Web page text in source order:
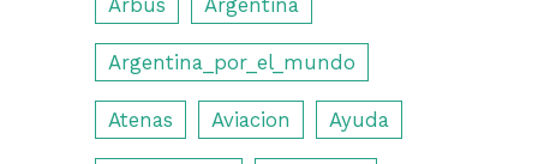
Arbus Argentina
Argentina_por_el_mundo
Atenas Aviacion Ayuda